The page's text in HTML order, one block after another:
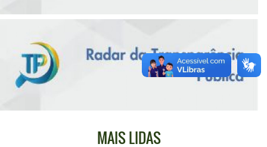
MAIS LIDAS